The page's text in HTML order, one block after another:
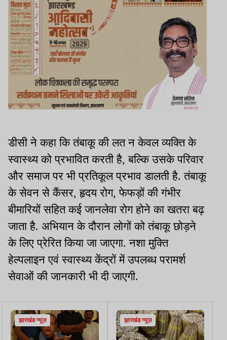
डीसी ने कहा कि तंबाकू की लत न केवल व्यक्ति के
स्वास्थ्य को प्रभावित करती है, बल्कि उसके परिवार
और समाज पर भी प्रतिकूल प्रभाव डालती है. तंबाकू
के सेवन से कैंसर, हृदय रोग, फेफड़ों की गंभीर
बीमारियों सहित कई जानलेवा रोग होने का खतरा बढ़
जाता है. अभियान के दौरान लोगों को तंबाकू छोड़ने
के लिए प्रेरित किया जा जाएगा. नशा मुक्ति
हेल्पलाइन एवं स्वास्थ्य केंद्रों में उपलब्ध परामर्श
सेवाओं की जानकारी भी दी जाएगी.
झारखंड न्यूज़ झारखंड न्यूज़